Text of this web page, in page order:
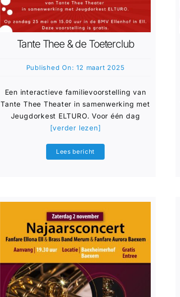
Tante Thee & de Toeterclub
Published On: 12 maart 2025
Een interactieve familievoorstelling van
Tante Thee Theater in samenwerking met
Jeugdorkest ELTURO. Voor één dag
[verder lezen]
Lees bericht